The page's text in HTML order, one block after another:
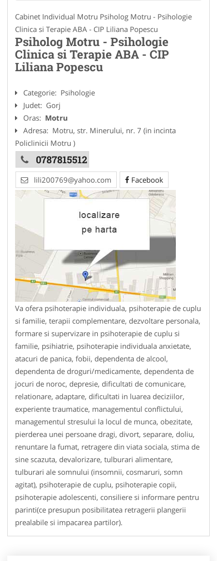
Cabinet Individual Motru Psiholog Motru - Psihologie
Clinica si Terapie ABA - CIP Liliana Popescu
Psiholog Motru - Psihologie
Clinica si Terapie ABA - CIP
Liliana Popescu
Categorie: Psihologie
Judet: Gorj
Oras: Motru
Adresa: Motru, str. Minerului, nr. 7 (in incinta
Policlinicii Motru )
0787815512
lili200769@yahoo.com Facebook
Va ofera psihoterapie individuala, psihoterapie de cuplu
si familie, terapii complementare, dezvoltare personala,
formare si supervizare in psihoterapie de cuplu si
familie, psihiatrie, psihoterapie individuala anxietate,
atacuri de panica, fobii, dependenta de alcool,
dependenta de droguri/medicamente, dependenta de
jocuri de noroc, depresie, dificultati de comunicare,
relationare, adaptare, dificultati in luarea deciziilor,
experiente traumatice, managementul conflictului,
managementul stresului la locul de munca, obezitate,
pierderea unei persoane dragi, divort, separare, doliu,
renuntare la fumat, retragere din viata sociala, stima de
sine scazuta, devalorizare, tulburari alimentare,
tulburari ale somnului (insomnii, cosmaruri, somn
agitat), psihoterapie de cuplu, psihoterapie copii,
psihoterapie adolescenti, consiliere si informare pentru
parinti(ce presupun posibilitatea retragerii plangerii
prealabile si impacarea partilor).